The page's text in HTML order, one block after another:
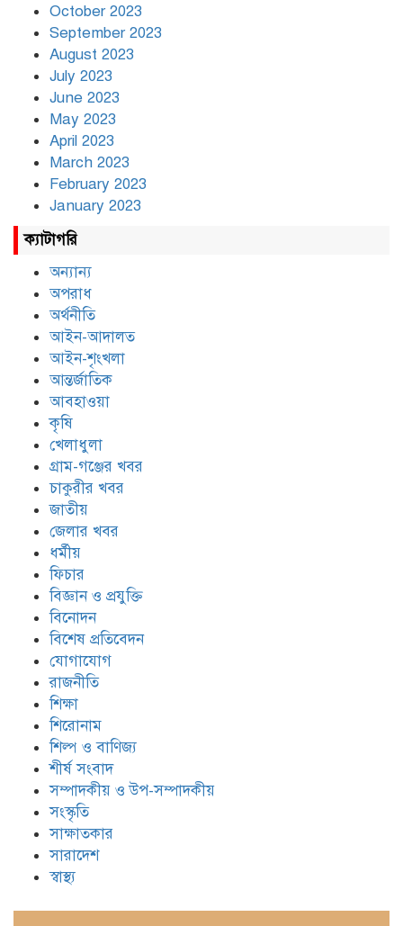
October 2023
September 2023
August 2023
July 2023
June 2023
May 2023
April 2023
March 2023
February 2023
January 2023
ক্যাটাগরি
অন্যান্য
অপরাধ
অর্থনীতি
আইন-আদালত
আইন-শৃংখলা
আন্তর্জাতিক
আবহাওয়া
কৃষি
খেলাধুলা
গ্রাম-গঞ্জের খবর
চাকুরীর খবর
জাতীয়
জেলার খবর
ধর্মীয়
ফিচার
বিজ্ঞান ও প্রযুক্তি
বিনোদন
বিশেষ প্রতিবেদন
যোগাযোগ
রাজনীতি
শিক্ষা
শিরোনাম
শিল্প ও বাণিজ্য
শীর্ষ সংবাদ
সম্পাদকীয় ও উপ-সম্পাদকীয়
সংস্কৃতি
সাক্ষাতকার
সারাদেশ
স্বাস্থ্য